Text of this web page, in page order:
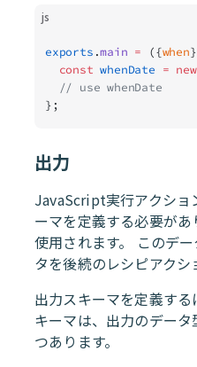
js
exports .main = ({when
  const
whenDate = new
  // use whenDate
};
出力
JavaScript実行アクシ
ーマを定義する必要があ
使用されます。 このデ
タを後続のレシピアクシ
出力スキーマを定義す
キーマは、出力のデー
つあります。